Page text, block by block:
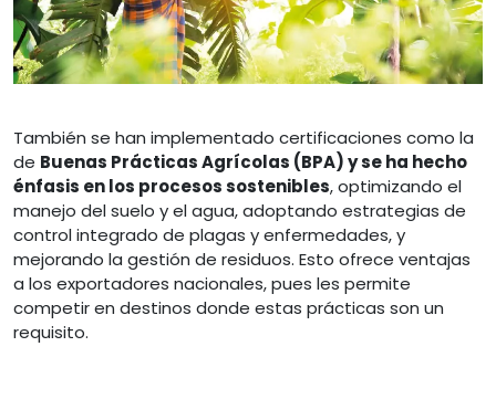
También se han implementado certificaciones como la
de Buenas Prácticas Agrícolas (BPA) y se ha hecho
énfasis en los procesos sostenibles, optimizando el
manejo del suelo y el agua, adoptando estrategias de
control integrado de plagas y enfermedades, y
mejorando la gestión de residuos. Esto ofrece ventajas
a los exportadores nacionales, pues les permite
competir en destinos donde estas prácticas son un
requisito.